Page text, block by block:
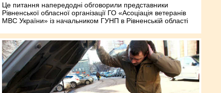
Це питання напередодні обговорили представники
Рівненської обласної організації ГО «Асоціація ветеранів
МВС України» із начальником ГУНП в Рівненській області